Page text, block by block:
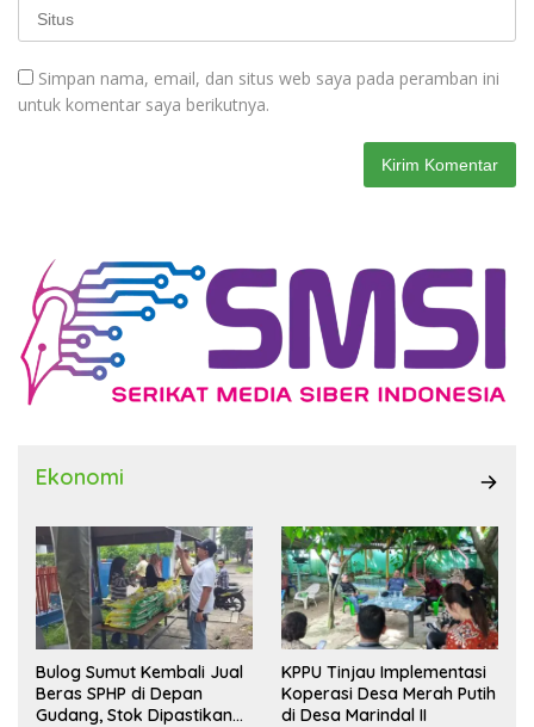
Simpan nama, email, dan situs web saya pada peramban ini
untuk komentar saya berikutnya.
Ekonomi
Bulog Sumut Kembali Jual
Beras SPHP di Depan
Gudang, Stok Dipastikan
KPPU Tinjau Implementasi
Koperasi Desa Merah Putih
di Desa Marindal II